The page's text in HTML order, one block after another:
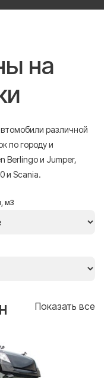
на
различной
по городу и
Berlingo и Jumper,
и Scania.
м3
Показать все